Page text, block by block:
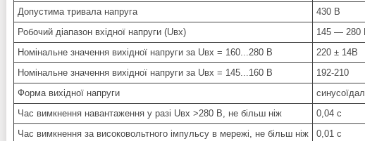
Допустима тривала напруга
430 В
Робочий діапазон вхідної напруги (Uвх)
145 — 280
Номінальне значення вихідної напруги за Uвх = 160...280 В
220 ± 14В
Номінальне значення вихідної напруги за Uвх = 145...160 В
192-210
Форма вихідної напруги
Час вимкнення навантаження у разі Uвх >280 В, не більш ніж
0,04 с
Час вимкнення за високовольтного імпульсу в мережі, не більш ніж
0,01 с